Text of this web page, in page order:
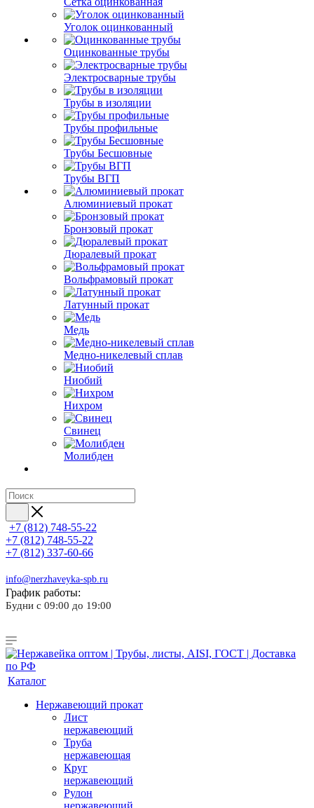
Уголок оцинкованный
Оцинкованные трубы
Электросварные трубы
Трубы в изоляции
Трубы профильные
Трубы Бесшовные
Трубы ВГП
Алюминиевый прокат
Бронзовый прокат
Дюралевый прокат
Вольфрамовый прокат
Латунный прокат
Медь
Медно-никелевый сплав
Ниобий
Нихром
Свинец
Молибден
+7 (812) 748-55-22
+7 (812) 748-55-22
+7 (812) 337-60-66
info@nerzhaveyka-spb.ru
График работы:
Будни с 09:00 до 19:00
Каталог
Нержавеющий прокат
Лист
нержавеющий
Труба
нержавеющая
Круг
нержавеющий
Рулон
нержавеющий